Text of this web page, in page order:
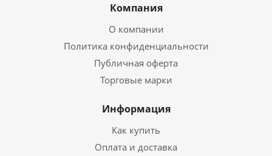
Компания
О компании
Политика конфиденциальности
Публичная оферта
Торговые марки
Информация
Как купить
Оплата и доставка